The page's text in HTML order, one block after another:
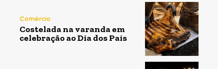
Comércio
Costelada na varanda em
celebração ao Dia dos Pais